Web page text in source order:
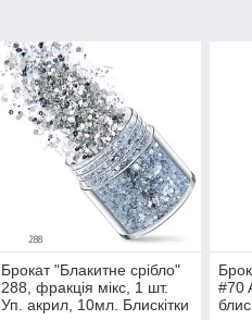
Брокат "Блакитне срібло"
288, фракція мікс, 1 шт.
Уп. акрил, 10мл. Блискітки
#70